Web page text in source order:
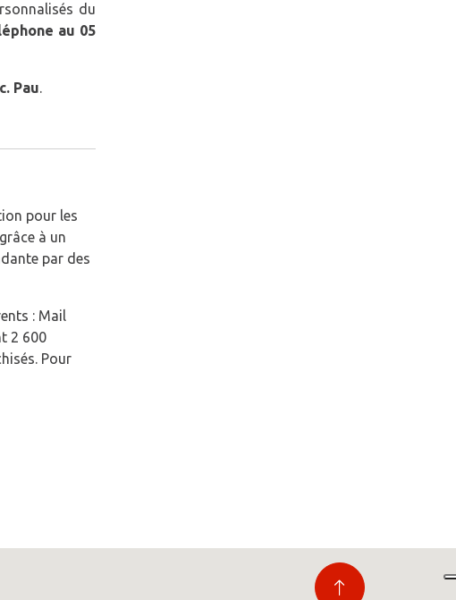
du
au 05
Pau.
pour les
à un
par des
: Mail
2 600
Pour